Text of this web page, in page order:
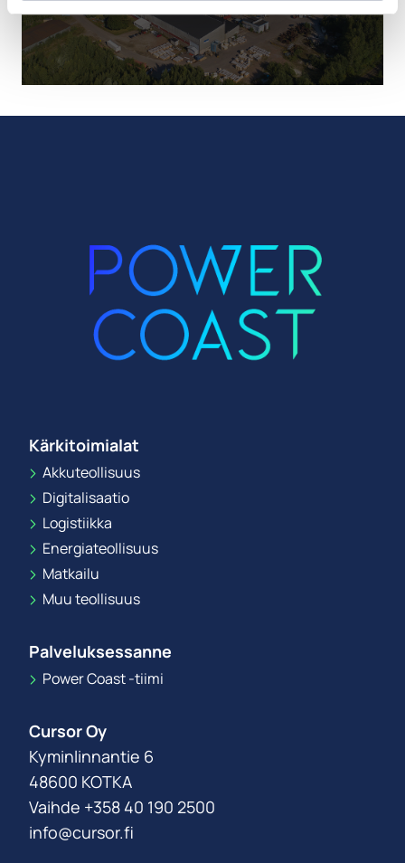
Kärkitoimialat
Akkuteollisuus
Digitalisaatio
Logistiikka
Energiateollisuus
Matkailu
Muu teollisuus
Palveluksessanne
Power Coast -tiimi
Cursor Oy
Kyminlinnantie 6
48600 KOTKA
Vaihde +358 40 190 2500
info@cursor.fi